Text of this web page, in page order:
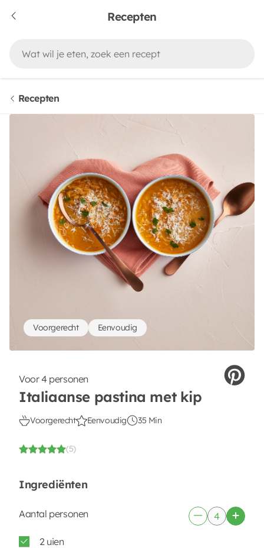
Recepten
Recepten
Voor 4 personen
Italiaanse pastina met kip
Voorgerecht Eenvoudig 35 Min
(5)
Voorgerecht Eenvoudig
Ingrediënten
Aantal personen
2 uien